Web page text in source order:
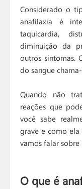
Considerado o
anafilaxia é
taquicardia,
diminuição da
outros sintomas.
do sangue
Quando não
reações que
você sabe
grave e como
vamos falar
O que é